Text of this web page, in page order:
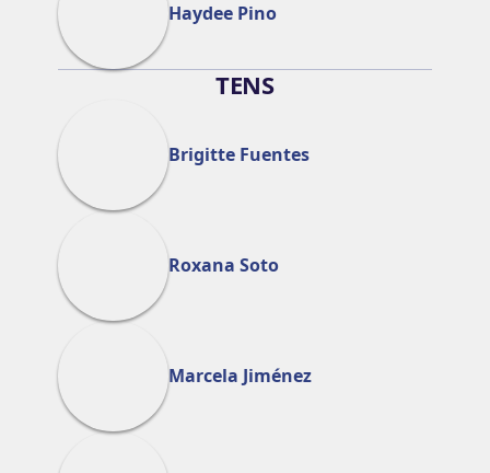
Haydee Pino
TENS
Brigitte Fuentes
Roxana Soto
Marcela Jiménez